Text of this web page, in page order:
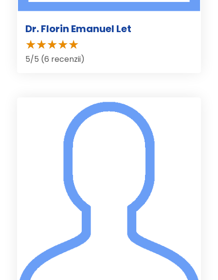
Dr. Florin Emanuel Let
5/5 (6 recenzii)